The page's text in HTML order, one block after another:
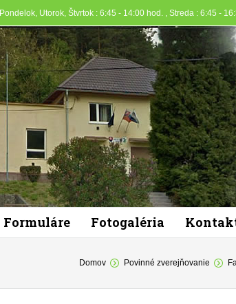
Pondelok, Utorok, Štvrtok : 6:45 - 14:00 hod. , Streda : 6:45 -
Formuláre Fotogaléria
Domov Povinné zverejňovanie